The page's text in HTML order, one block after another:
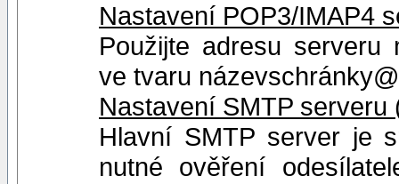
Nastavení POP3/IMAP4
Použijte adresu serveru
ve tvaru
Nastavení SMTP
Hlavní SMTP server je
nutné ověření